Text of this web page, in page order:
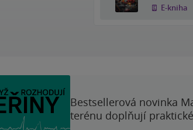
E-kniha
Bestsellerová novinka
terénu doplňují